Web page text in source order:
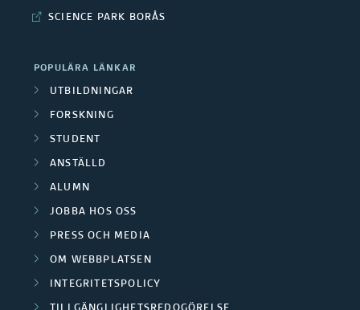
SCIENCE PARK BORÅS
POPULÄRA LÄNKAR
UTBILDNINGAR
FORSKNING
STUDENT
ANSTÄLLD
ALUMN
JOBBA HOS OSS
PRESS OCH MEDIA
OM WEBBPLATSEN
INTEGRITETSPOLICY